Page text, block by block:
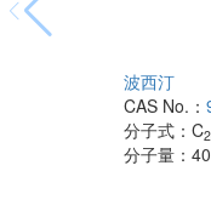
波西汀
CAS No.：
分子式： C
分子量：